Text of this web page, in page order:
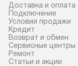
Доставка и оплата
Подключение
Условия продажи
Кредит
Возврат и обмен
Сервисные центры
Ремонт
Статьи и акции